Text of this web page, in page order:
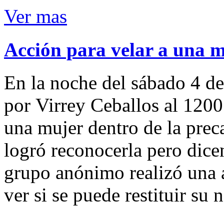
Ver mas
Acción para velar a una
En la noche del sábado 4
por Virrey Ceballos al
una mujer dentro de la
logró reconocerla pero
grupo anónimo realizó
ver si se puede restituir su